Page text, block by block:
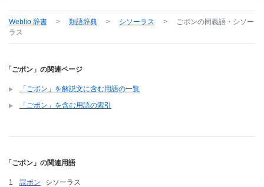
Weblio 辞書 > 類語辞典 > シソーラス > ごポンの同義語・シソー
ラス
「ごポン」の関連ページ
「ごポン」を解説文に含む用語の一覧
「ごポン」を含む用語の索引
「ごポン」の関連用語
誤ポン シソーラス